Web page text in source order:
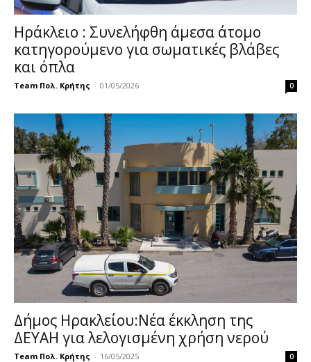
Ηράκλειο : Συνελήφθη άμεσα άτομο
κατηγορούμενο για σωματικές βλάβες
και όπλα
Team Πολ. Κρήτης - 01/05/2026 0
Δήμος Ηρακλείου:Νέα έκκληση της
ΔΕΥΑΗ για λελογισμένη χρήση νερού
Team Πολ. Κρήτης - 16/05/2025 0